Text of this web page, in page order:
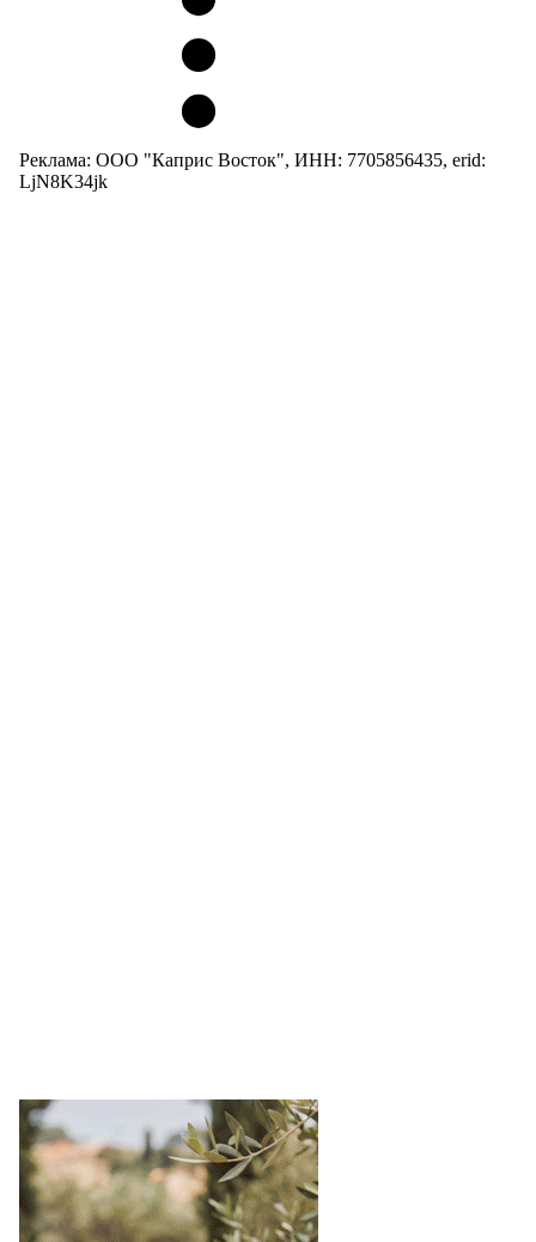
Реклама: ООО "Каприс Восток", ИНН: 7705856435, erid:
LjN8K34jk